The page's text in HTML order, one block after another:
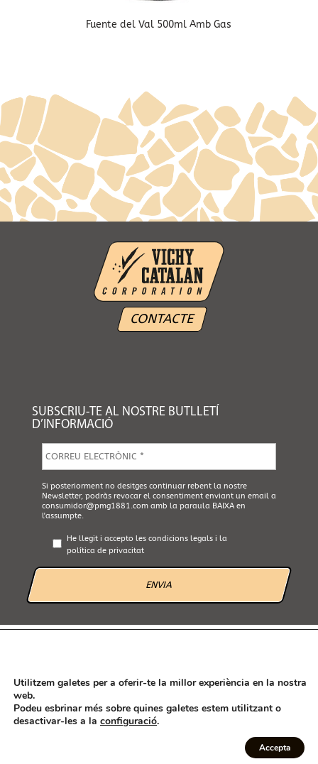
Fuente del Val 500ml Amb Gas
CONTACTE
SUBSCRIU-TE AL NOSTRE BUTLLETÍ
D’INFORMACIÓ
m
a
i
l
*
A
c
e
p
e
l
Si posteriorment no desitges continuar rebent la nostre
Newsletter, podràs revocar el consentiment enviant un email a
consumidor@pmg1881.comamb la paraula BAIXA en
l'assumpte.
He llegit i accepto les condicions legalsi la
política de privacitat
Seguint les recomanacions de l'Agencia Española de Consumo, seguridad
alimentaria y nutrición (AECOSAN) han estat rectificades en aquesta
pàgina web les declaracions sobre propietats saludables dels nostres
Utilitzem galetes per a oferir-te la millor experiència en la nostra
web.
Podeu esbrinar més sobre quines galetes estem utilitzant o
desactivar-les a la configuració.
Accepta